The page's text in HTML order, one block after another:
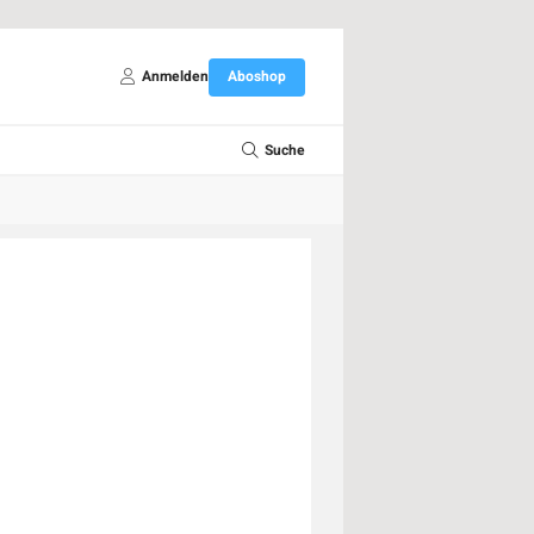
Anmelden Aboshop
Suche